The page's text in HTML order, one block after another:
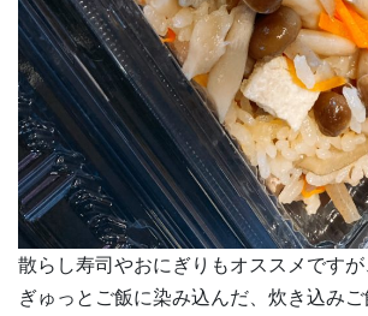
散らし寿司やおにぎりもオススメです
ぎゅっとご飯に染み込んだ、炊き込み